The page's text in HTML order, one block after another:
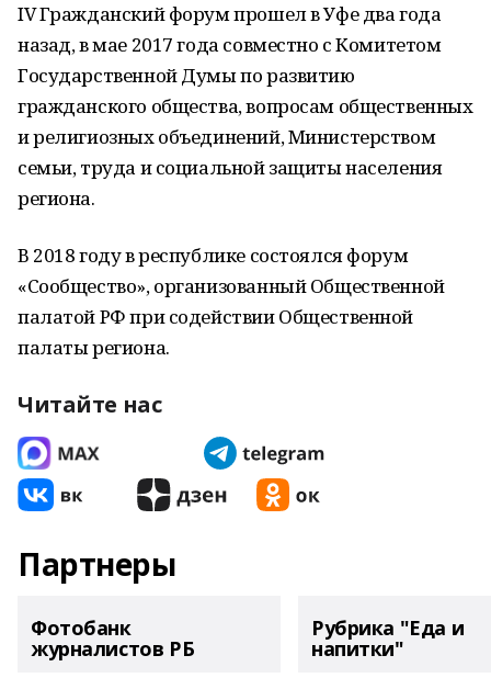
IV Гражданский форум прошел в Уфе два года
назад, в мае 2017 года совместно с Комитетом
Государственной Думы по развитию
гражданского общества, вопросам общественных
и религиозных объединений, Министерством
семьи, труда и социальной защиты населения
региона.
В 2018 году в республике состоялся форум
«Сообщество», организованный Общественной
палатой РФ при содействии Общественной
палаты региона.
Читайте нас
Партнеры
Фотобанк
журналистов РБ
Рубрика "Еда и
напитки"